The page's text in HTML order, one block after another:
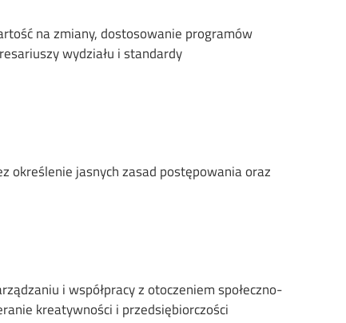
na zmiany, dostosowanie programów
wydziału i standardy
określenie jasnych zasad postępowania oraz
i współpracy z otoczeniem społeczno-
kreatywności i przedsiębiorczości